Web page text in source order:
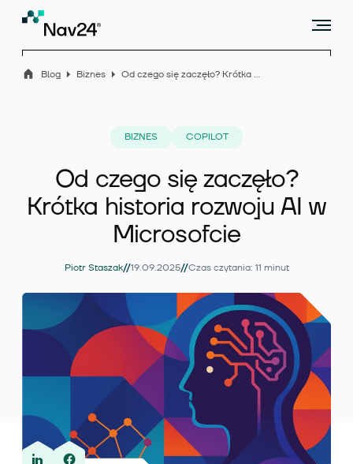
Blog Biznes Od czego się zaczęło? Krótka historia rozwoju AI w Microsofcie
BIZNES COPILOT
Od czego się zaczęło?
Krótka historia rozwoju AI w
Microsofcie
Piotr Staszak//19.09.2025//Czas czytania: 11 minut